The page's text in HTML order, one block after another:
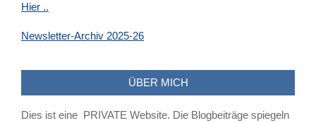
Hier ..
Newsletter-Archiv 2025-26
ÜBER MICH
Dies ist eine PRIVATE Website. Die Blogbeiträge spiegeln